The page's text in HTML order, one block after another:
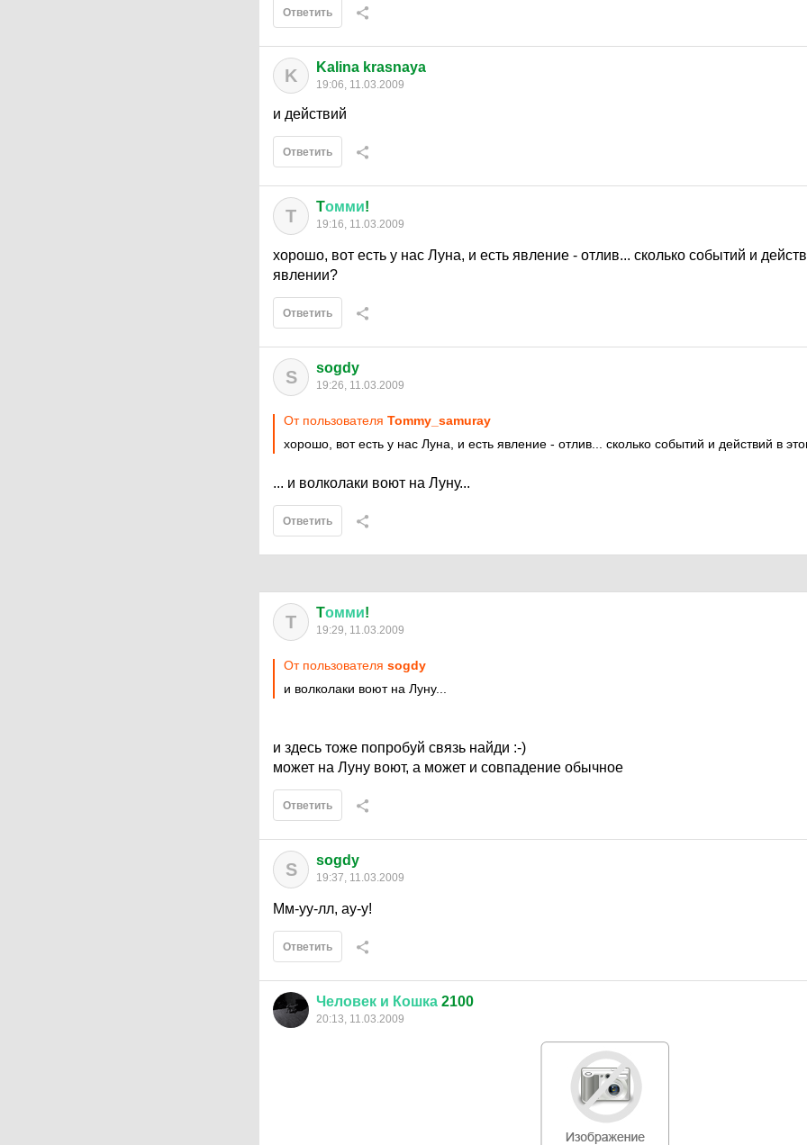
Ответить
K Kalina krasnaya
19:06, 11.03.2009
и действий
Ответить
T Tомми!
19:16, 11.03.2009
хорошо, вот есть у нас Луна, и есть явление - отлив... сколько событий и
явлении?
Ответить
S sogdy
19:26, 11.03.2009
От пользователя Tommy_samuray
хорошо, вот есть у нас Луна, и есть явление - отлив... сколько событий и действий в
... и волколаки воют на Луну...
Ответить
T Tомми!
19:29, 11.03.2009
От пользователя sogdy
и волколаки воют на Луну...
и здесь тоже попробуй связь найди :-)
может на Луну воют, а может и совпадение обычное
Ответить
S sogdy
19:37, 11.03.2009
Мм-уу-лл, ау-у!
Ответить
Человек и Кошка 2100
20:13, 11.03.2009